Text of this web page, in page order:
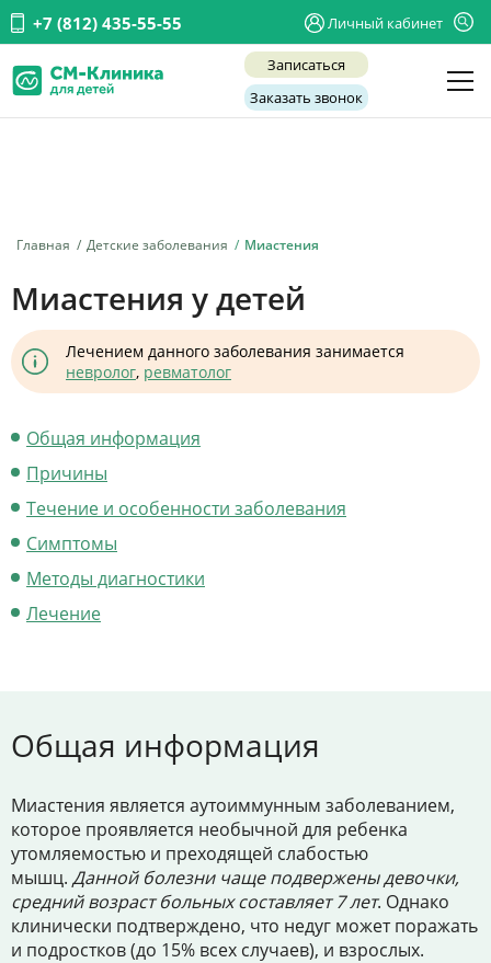
+7 (812) 435-55-55 Личный кабинет
Записаться
Заказать звонок
Главная Детские заболевания Миастения
Миастения у детей
Лечением данного заболевания занимается
невролог, ревматолог
Общая информация
Причины
Течение и особенности заболевания
Симптомы
Методы диагностики
Лечение
Общая информация
Миастения является аутоиммунным заболеванием,
которое проявляется необычной для ребенка
утомляемостью и преходящей слабостью
мышц. Данной болезни чаще подвержены девочки,
средний возраст больных составляет 7 лет. Однако
клинически подтверждено, что недуг может поражать
и подростков (до 15% всех случаев), и взрослых.
Услуги
О нас
Отзывы
Контакты